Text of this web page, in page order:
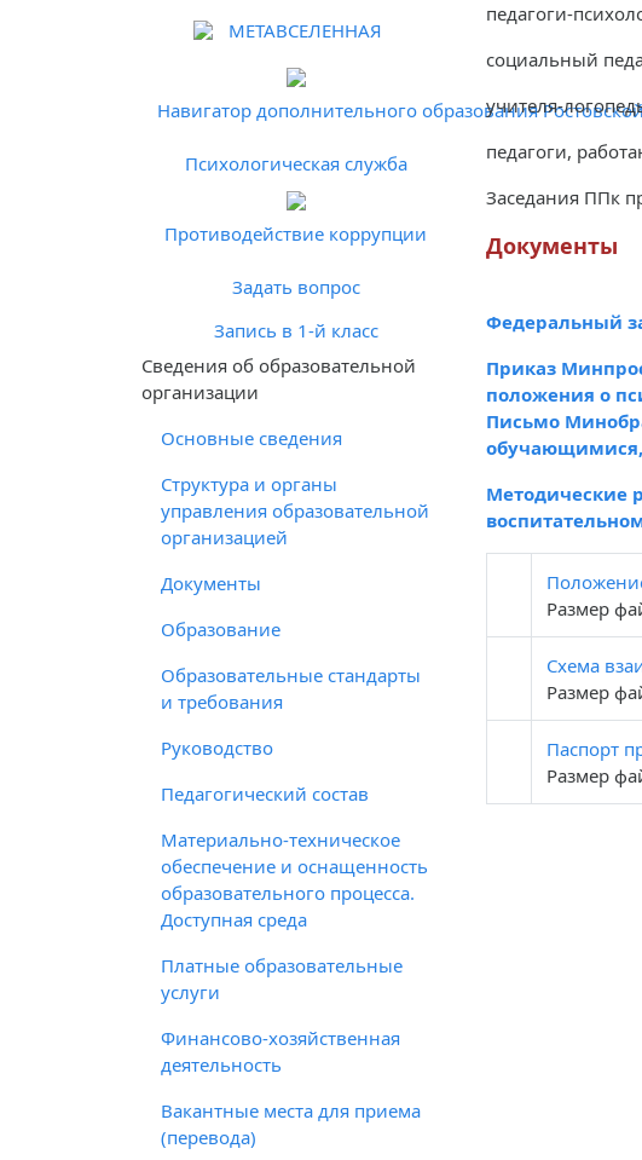
МЕТАВСЕЛЕННАЯ
Навигатор дополнительного образования
Психологическая служба
Противодействие коррупции
Задать вопрос
Запись в 1-й класс
Cведения об образовательной
организации
Основные сведения
Структура и органы
управления образовательной
организацией
Документы
Образование
Образовательные стандарты
и требования
Руководство
Педагогический состав
Материально-техническое
обеспечение и оснащенность
образовательного процесса.
Доступная среда
Платные образовательные
услуги
Финансово-хозяйственная
деятельность
Вакантные места для приема
(перевода)
педагоги-
социальный
учителя-
педагоги,
Заседания ППк
Документы
Федеральный
Приказ
положения о
Письмо
Методические
Размер
Схема
Размер
Паспорт
Размер